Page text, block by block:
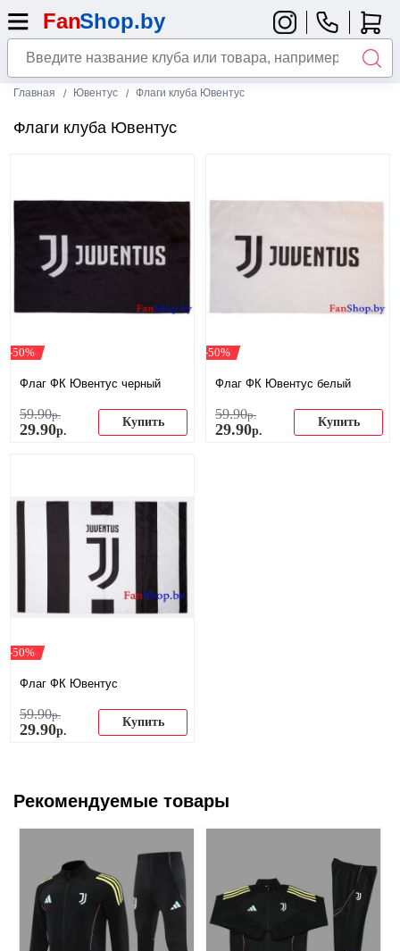
Главная Ювентус Флаги клуба Ювентус
Флаги клуба Ювентус
-50%
Флаг ФК Ювентус черный
59.90р.
29.90р.
Купить
-50%
Флаг ФК Ювентус белый
59.90р.
29.90р.
Купить
-50%
Флаг ФК Ювентус
59.90р.
29.90р.
Купить
Рекомендуемые товары